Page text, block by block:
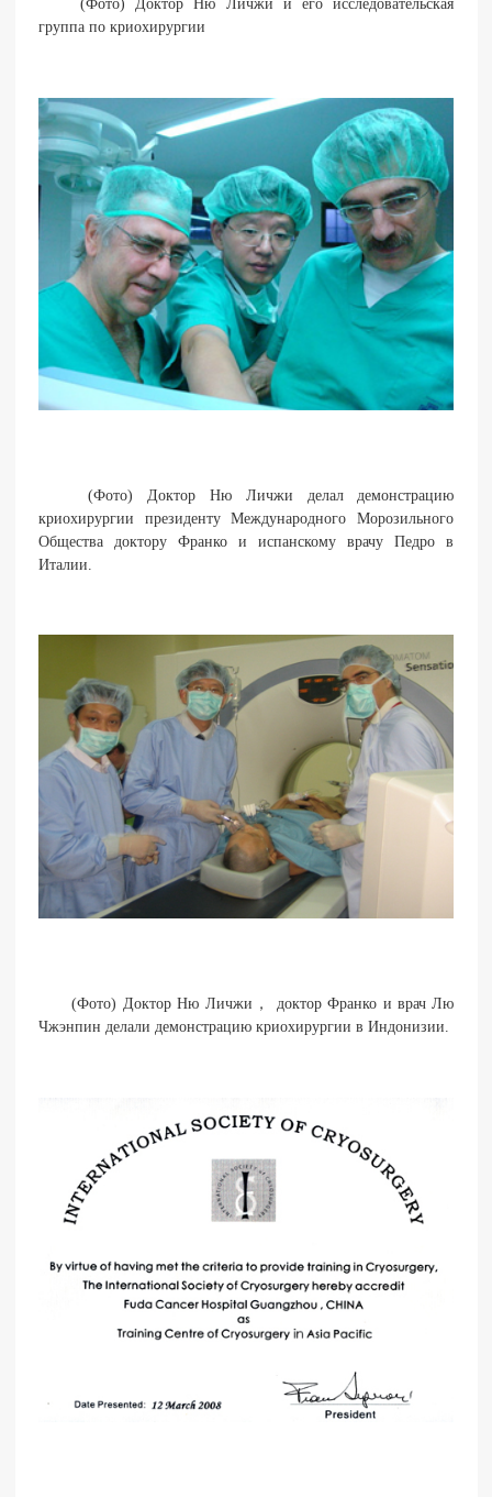
(Фото) Доктор Ню Личжи и его исследовательская
группа по криохирургии
(Фото) Доктор Ню Личжи делал демонстрацию
криохирургии президенту Международного Морозильного
Общества доктору Франко и испанскому врачу Педро в
Италии.
(Фото) Доктор Ню Личжи， доктор Франко и врач Лю
Чжэнпин делали демонстрацию криохирургии в Индонизии.